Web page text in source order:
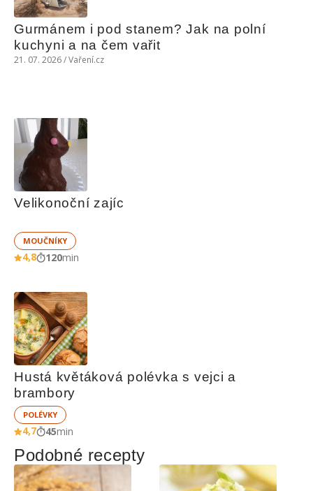
Gurmánem i pod stanem? Jak na polní
kuchyni a na čem vařit
21. 07. 2026 / Vaření.cz
Velikonoční zajíc
MOUČNÍKY
4,8 120min
Hustá květáková polévka s vejci a
brambory
POLÉVKY
4,7 45min
Podobné recepty